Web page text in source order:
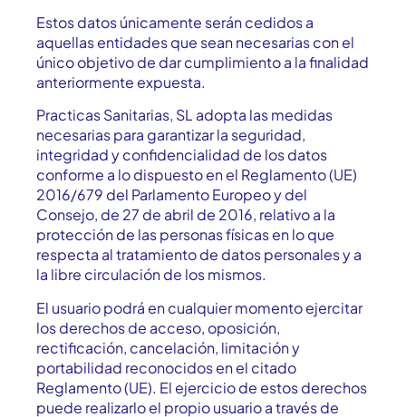
Estos datos únicamente serán cedidos a
aquellas entidades que sean necesarias con el
único objetivo de dar cumplimiento a la finalidad
anteriormente expuesta.
Practicas Sanitarias, SL adopta las medidas
necesarias para garantizar la seguridad,
integridad y confidencialidad de los datos
conforme a lo dispuesto en el Reglamento (UE)
2016/679 del Parlamento Europeo y del
Consejo, de 27 de abril de 2016, relativo a la
protección de las personas físicas en lo que
respecta al tratamiento de datos personales y a
la libre circulación de los mismos.
El usuario podrá en cualquier momento ejercitar
los derechos de acceso, oposición,
rectificación, cancelación, limitación y
portabilidad reconocidos en el citado
Reglamento (UE). El ejercicio de estos derechos
puede realizarlo el propio usuario a través de